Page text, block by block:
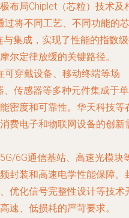
布局Chiplet（芯粒）技术及
过将不同工艺、不同功能的芯
集成，实现了性能的指数
尔定律放缓的关键路径。
可穿戴设备、移动终端等场
传感器等多种元件集成于单
密度和可靠性。华天科技等
费电子和物联网设备的创新
5G/6G通信基站、高速光模块
封装和高速电学性能保障。
优化信号完整性设计等技术
速、低损耗的严苛要求。